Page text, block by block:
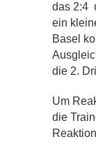
das 2:4
ein
Basel
die 2.
Um
die